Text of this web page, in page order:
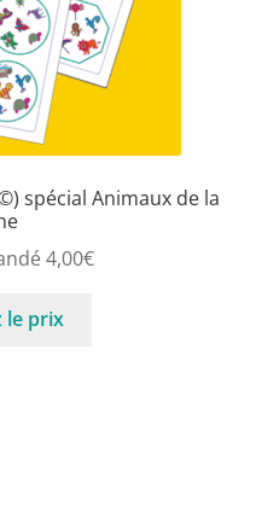
spécial Animaux de la
4,00€
le prix